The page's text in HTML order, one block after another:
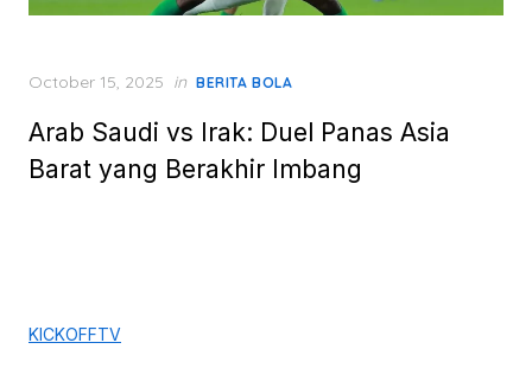
Posted
October 15, 2025 in BERITA BOLA
Arab Saudi vs Irak: Duel Panas Asia
Barat yang Berakhir Imbang
KICKOFFTV